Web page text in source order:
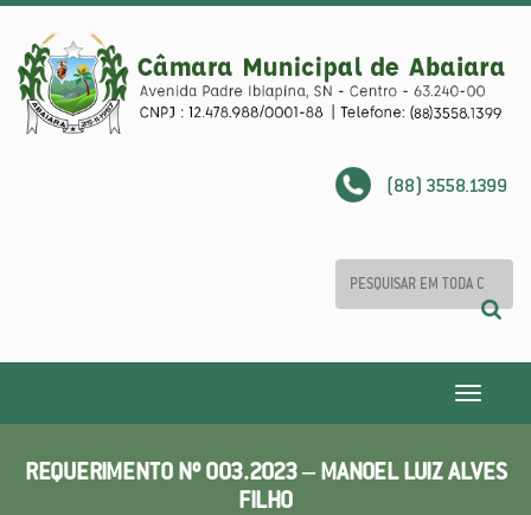
(88) 3558.1399
Toggle
REQUERIMENTO Nº 003.2023 – MANOEL LUIZ ALVES
FILHO